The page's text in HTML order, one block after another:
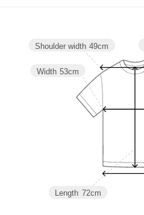
Length 72cm
Width 53cm
Shoulder width 49cm